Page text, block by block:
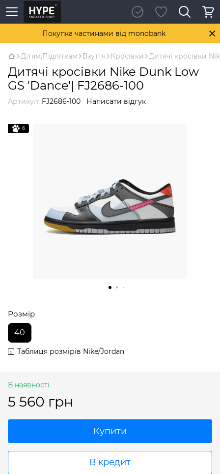
Покупка частинами від monobank
Дітям,Підліткам Взуття Кросівки Дитячі кросівки
Дитячі кросівки Nike Dunk Low
GS 'Dance'| FJ2686-100
Артикул: FJ2686-100 Написати відгук
6
Розмір
40
Таблиця розмірів Nike/Jordan
В наявності
5 560 грн
Купити
В кредит